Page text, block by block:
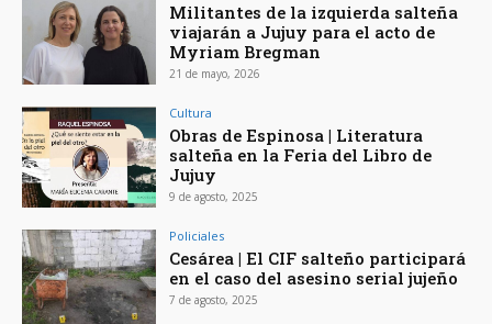
Militantes de la izquierda salteña
viajarán a Jujuy para el acto de
Myriam Bregman
21 de mayo, 2026
Cultura
Obras de Espinosa | Literatura
salteña en la Feria del Libro de
Jujuy
9 de agosto, 2025
Policiales
Cesárea | El CIF salteño participará
en el caso del asesino serial jujeño
7 de agosto, 2025